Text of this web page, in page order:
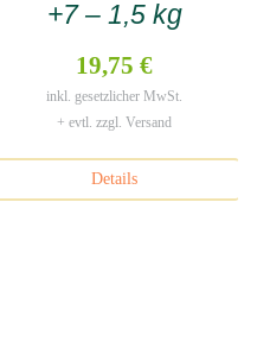
+7 – 1,5 kg
19,75 €
inkl. gesetzlicher MwSt.
+ evtl. zzgl. Versand
Details